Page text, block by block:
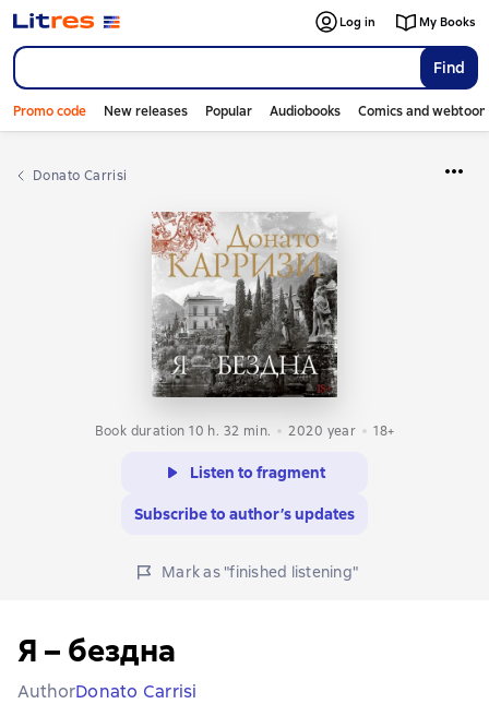
Find
Log in My Books
Promo code New releases Popular Audiobooks Comics and
Donato Carrisi
Book duration 10 h. 32 min. 2020 year 18+
Listen to fragment
Subscribe to author’s updates
Mark as "finished listening"
Я – бездна
AuthorDonato Carrisi